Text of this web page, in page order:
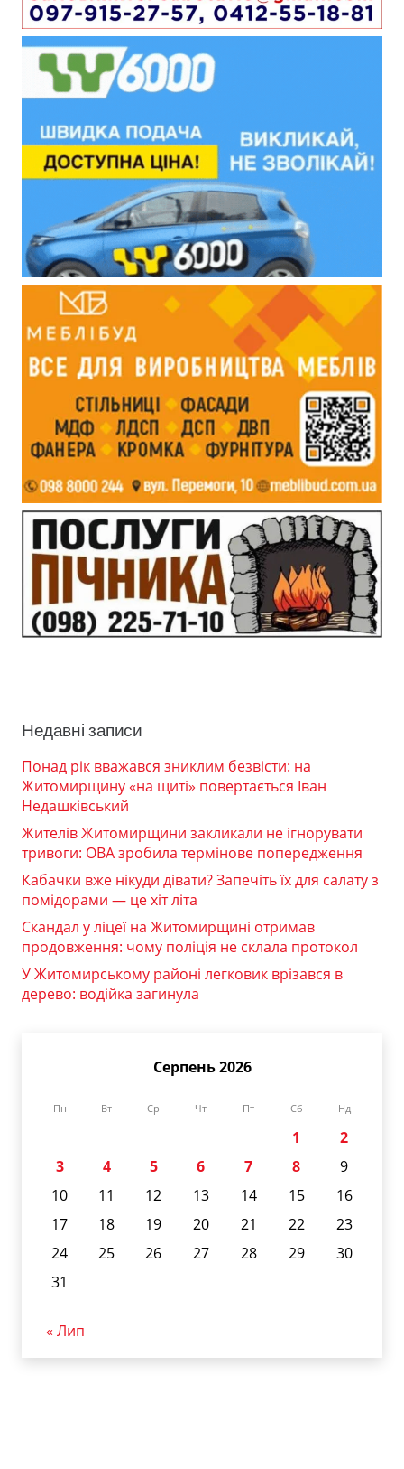
Недавні записи
Понад рік вважався зниклим безвісти: на
Житомирщину «на щиті» повертається Іван
Недашківський
Жителів Житомирщини закликали не ігнорувати
тривоги: ОВА зробила термінове попередження
Кабачки вже нікуди дівати? Запечіть їх для салату з
помідорами — це хіт літа
Скандал у ліцеї на Житомирщині отримав
продовження: чому поліція не склала протокол
У Житомирському районі легковик врізався в
дерево: водійка загинула
Серпень 2026
Пн Вт Ср Чт Пт Сб Нд
1
2
3
4 5 6 7 8
9
10
11 12 13 14 15
16
17
18 19 20 21 22
23
24
25 26 27 28 29
30
31
« Лип